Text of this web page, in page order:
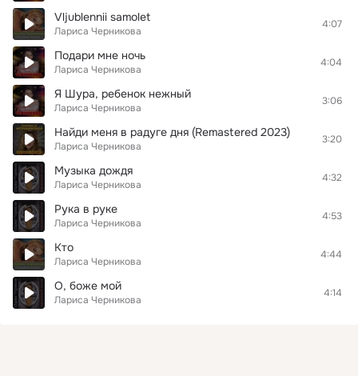
Vljublennii samolet
Лариса Черникова
4:07
Подари мне ночь
Лариса Черникова
4:04
Я Шура, ребенок нежный
Лариса Черникова
3:06
Найди меня в радуге дня (Remastered 2023)
Лариса Черникова
3:20
Музыка дождя
Лариса Черникова
4:32
Рука в руке
Лариса Черникова
4:53
Кто
Лариса Черникова
4:44
О, боже мой
Лариса Черникова
4:14